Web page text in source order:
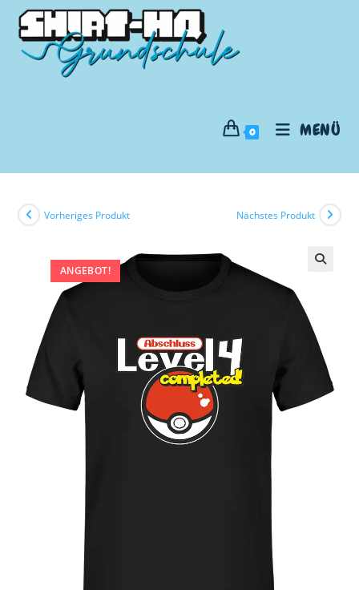
0 MENÜ
ANGEBOT!
Vorheriges Produkt Nächstes Produkt